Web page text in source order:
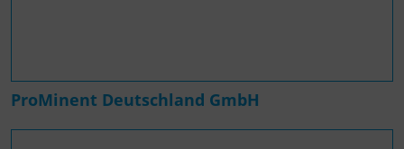
ProMinent Deutschland GmbH